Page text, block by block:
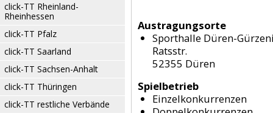
click-TT Rheinland-
Rheinhessen
click-TT Pfalz
click-TT Saarland
click-TT Sachsen-Anhalt
click-TT Thüringen
click-TT restliche Verbände
Austragungsorte
Sporthalle Düren-
Ratsstr.
52355 Düren
Spielbetrieb
Einzelkonkurrenzen